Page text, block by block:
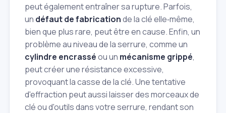
peut également entraîner sa rupture. Parfois,
un défaut de fabricationde la clé elle‑même,
bien que plus rare, peut être en cause. Enfin, un
problème au niveau de la serrure, comme un
cylindre encrasséou un mécanisme grippé,
peut créer une résistance excessive,
provoquant la casse de la clé. Une tentative
d'effraction peut aussi laisser des morceaux de
clé ou d'outils dans votre serrure, rendant son